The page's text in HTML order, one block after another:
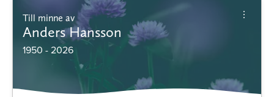
Till minne av
Anders Hansson
1950 - 2026